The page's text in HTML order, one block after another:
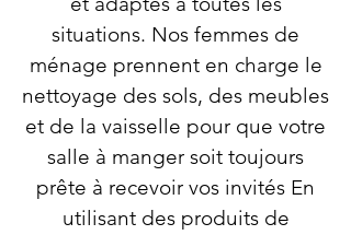
situations. Nos femmes de
ménage prennent en charge le
nettoyage des sols, des meubles
et de la vaisselle pour que votre
salle à manger soit toujours
prête à recevoir vos invités En
utilisant des produits de